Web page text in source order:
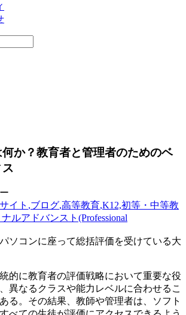
か？教育者と管理者のためのベ
イト ,ブログ,高等教育,K12,初等・中等教
ルアドバンスト(Professional
的に教育者の評価戦略において重要な役
異なるクラスや能力レベルに合わせるこ
る。その結果、教師や管理者は、ソフト